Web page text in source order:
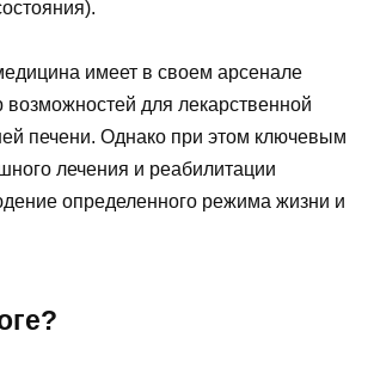
имеет в своем арсенале
возможностей для лекарственной
печени. Однако при этом ключевым
лечения и реабилитации
определенного режима жизни и